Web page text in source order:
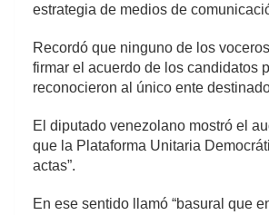
estrategia de medios de
Recordó que ninguno de los
firmar el acuerdo de los candidatos
reconocieron al único ente
El diputado venezolano mostró el
que la Plataforma Unitaria
actas”.
En ese sentido llamó “basural que